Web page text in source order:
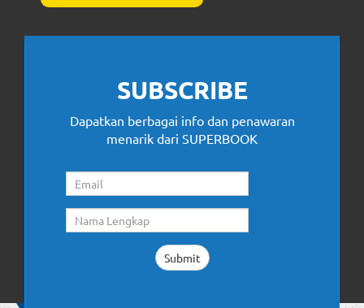
SUBSCRIBE
Dapatkan berbagai info dan penawaran
menarik dari SUPERBOOK